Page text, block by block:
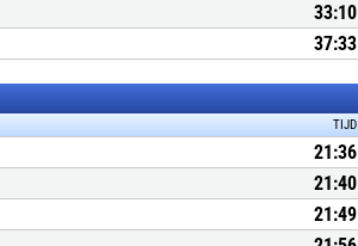
33:10
37:33
TIJD
21:36
21:40
21:49